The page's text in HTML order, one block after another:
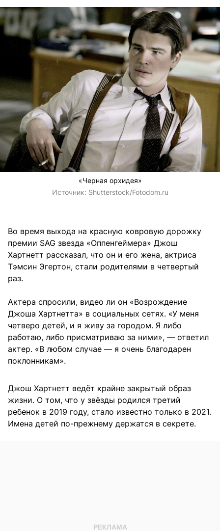
«Черная орхидея»
Источник: Shutterstock/Fotodom.ru
Во время выхода на красную ковровую дорожку
премии SAG звезда «Оппенгеймера» Джош
Хартнетт рассказал, что он и его жена, актриса
Тэмсин Эгертон, стали родителями в четвертый
раз.
Актера спросили, видео ли он «Возрождение
Джоша Хартнетта» в социальных сетях. «У меня
четверо детей, и я живу за городом. Я либо
работаю, либо присматриваю за ними», — ответил
актер. «В любом случае — я очень благодарен
поклонникам».
Джош Хартнетт ведёт крайне закрытый образ
жизни. О том, что у звёзды родился третий
ребенок в 2019 году, стало известно только в 2021.
Имена детей по-прежнему держатся в секрете.